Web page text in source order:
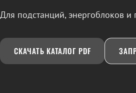
Для подстанций, энергоблоков
СКАЧАТЬ КАТАЛОГ PDF